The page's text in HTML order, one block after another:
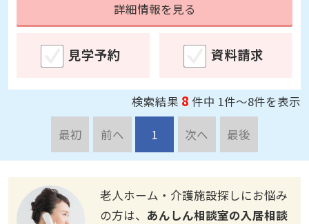
詳細情報を見る
見学予約 資料請求
検索結果 8件中 1件～8件を表示
最初
前へ 1 次へ 最後
老人ホーム・介護施設探しにお悩み
の方は、 あんしん相談室の入居相談